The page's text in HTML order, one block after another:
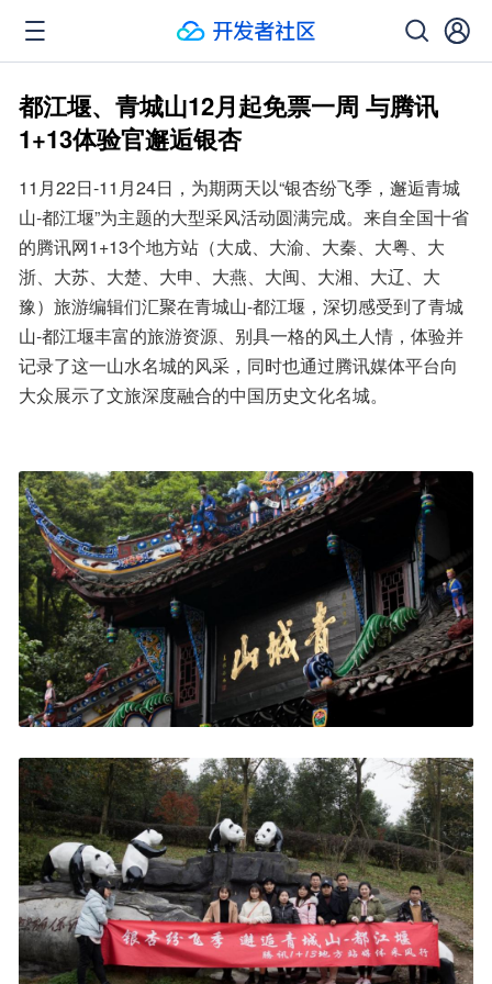
都江堰、青城山12月起免票一周 与腾讯
1+13体验官邂逅银杏
11月22日-11月24日，为期两天以“银杏纷飞季，邂逅青城
山-都江堰”为主题的大型采风活动圆满完成。来自全国十省
的腾讯网1+13个地方站（大成、大渝、大秦、大粤、大
浙、大苏、大楚、大申、大燕、大闽、大湘、大辽、大
豫）旅游编辑们汇聚在青城山-都江堰，深切感受到了青城
山-都江堰丰富的旅游资源、别具一格的风土人情，体验并
记录了这一山水名城的风采，同时也通过腾讯媒体平台向
大众展示了文旅深度融合的中国历史文化名城。